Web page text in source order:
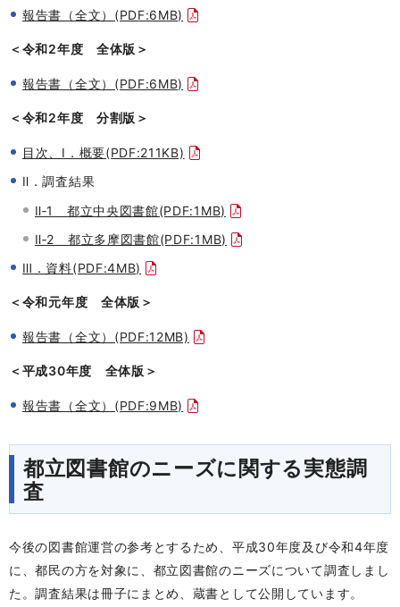
報告書（全文）(PDF:6MB)
＜令和2年度 全体版＞
報告書（全文）(PDF:6MB)
＜令和2年度 分割版＞
目次、Ⅰ．概要(PDF:211KB)
Ⅱ．調査結果
Ⅱ‐1 都立中央図書館(PDF:1MB)
Ⅱ‐2 都立多摩図書館(PDF:1MB)
Ⅲ．資料(PDF:4MB)
＜令和元年度 全体版＞
報告書（全文）(PDF:12MB)
＜平成30年度 全体版＞
報告書（全文）(PDF:9MB)
都立図書館のニーズに関する実態調
査
今後の図書館運営の参考とするため、平成30年度及び令和4年度
に、都民の方を対象に、都立図書館のニーズについて調査しまし
た。調査結果は冊子にまとめ、蔵書として公開しています。